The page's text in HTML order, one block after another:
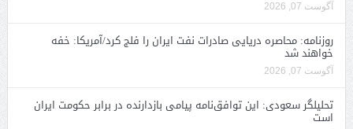
آگوست 07, 2026
روزنامه: محاصره دریایی صادرات نفت ایران را فلج کرد/آمریکا: خفه
خواهند شد
آگوست 07, 2026
تحلیلگر سعودی: این توافق‌نامه پیامی بازدارنده در برابر حکومت ایران
است